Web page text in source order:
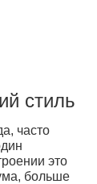
стиль
часто
это
больше